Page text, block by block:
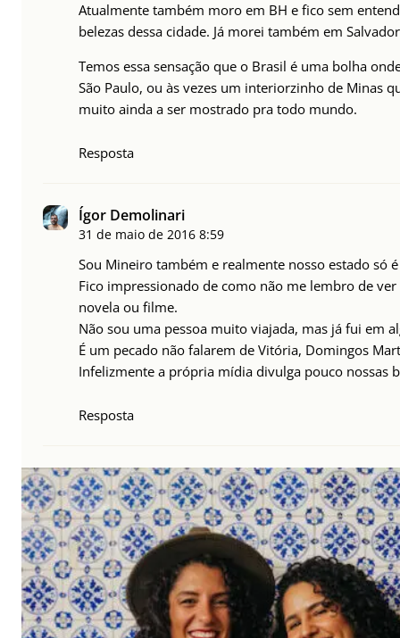
Atualmente também moro em BH e fico sem
belezas dessa cidade. Já morei também em
Temos essa sensação que o Brasil é uma bolha
São Paulo, ou às vezes um interiorzinho de Minas
muito ainda a ser mostrado pra todo mundo.
Resposta
Ígor Demolinari
31 de maio de 2016 8:59
Sou Mineiro também e realmente nosso estado só
Fico impressionado de como não me lembro de
novela ou filme.
Não sou uma pessoa muito viajada, mas já fui em
É um pecado não falarem de Vitória, Domingos
Infelizmente a própria mídia divulga pouco nossas
Resposta